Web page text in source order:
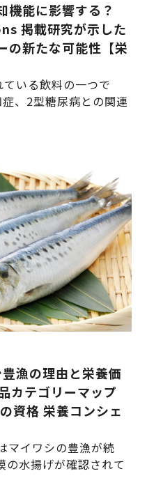
機能に影響する？
掲載研究が示した
の新たな可能性【栄
いる飲料の一つで
、2型糖尿病との関連
漁の理由と栄養価
カテゴリーマップ
資格 栄養コンシェ
マイワシの豊漁が続
水揚げが確認されて